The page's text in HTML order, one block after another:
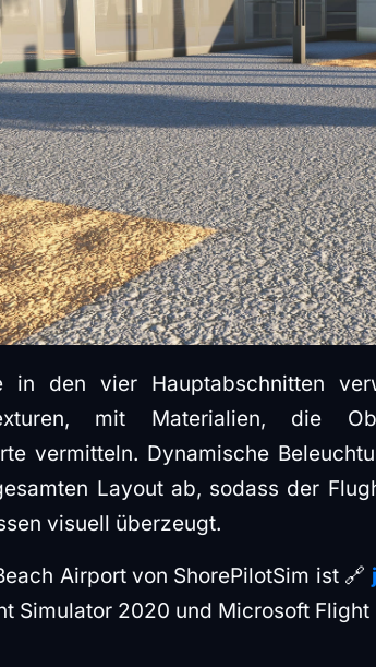
in den vier Hauptabschnitten
mit Materialien, die
vermitteln. Dynamische
Layout ab, sodass der
visuell überzeugt.
Airport von ShorePilotSim ist 🔗
Simulator 2020 und Microsoft Flight